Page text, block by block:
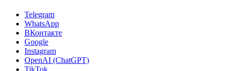
Telegram
WhatsApp
ВКонтакте
Google
Instagram
OpenAI (ChatGPT)
TikTok